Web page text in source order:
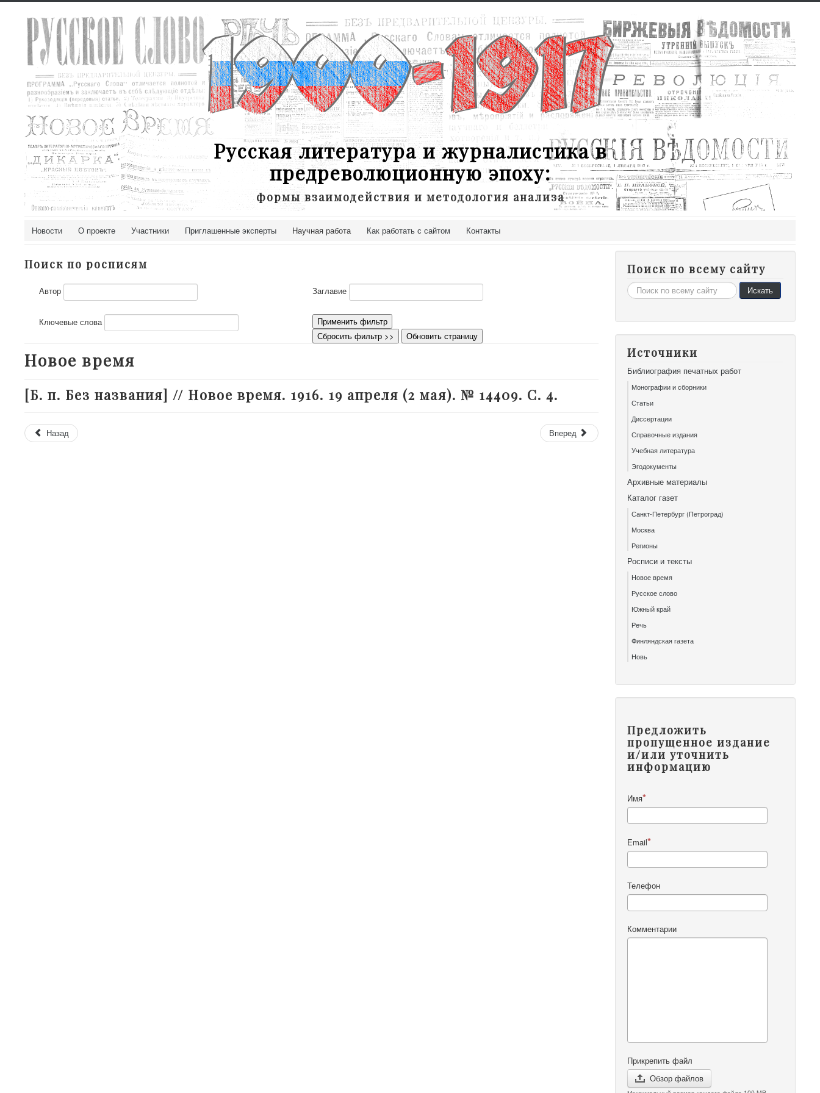
Русская литература и журналистика в
предреволюционную эпоху:
формы взаимодействия и методология анализа
Новости О проекте Участники Приглашенные эксперты Научная работа Как работать с сайтом Контакты
Поиск по росписям
Автор Заглавие
Ключевые слова
Применить фильтр
Сбросить фильтр >>
Обновить страницу
Новое время
[Б. п. Без названия] // Новое время. 1916. 19 апреля (2 мая). № 14409. С. 4.
Назад Вперед
Поиск по всему сайту
Искать... Искать
Источники
Библиография печатных работ
Монографии и сборники
Статьи
Диссертации
Справочные издания
Учебная литература
Эгодокументы
Архивные материалы
Каталог газет
Санкт-Петербург (Петроград)
Москва
Регионы
Росписи и тексты
Новое время
Русское слово
Южный край
Речь
Финляндская газета
Новь
Предложить
пропущенное издание
и/или уточнить
информацию
Имя
Email
Телефон
Комментарии
Прикрепить файл
Обзор файлов